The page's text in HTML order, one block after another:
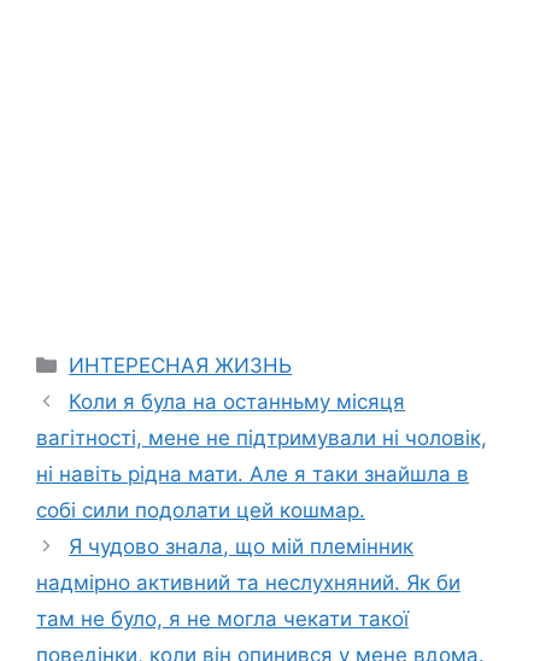
Categories
ИНТЕРЕСНАЯ ЖИЗНЬ
Коли я була на останньму місяця
вагітності, мене не підтримували ні чоловік,
ні навіть рідна мати. Але я таки знайшла в
собі сили подолати цей кошмар.
Я чудово знала, що мій племінник
надмірно активний та неслухняний. Як би
там не було, я не могла чекати такої
поведінки, коли він опинився у мене вдома.